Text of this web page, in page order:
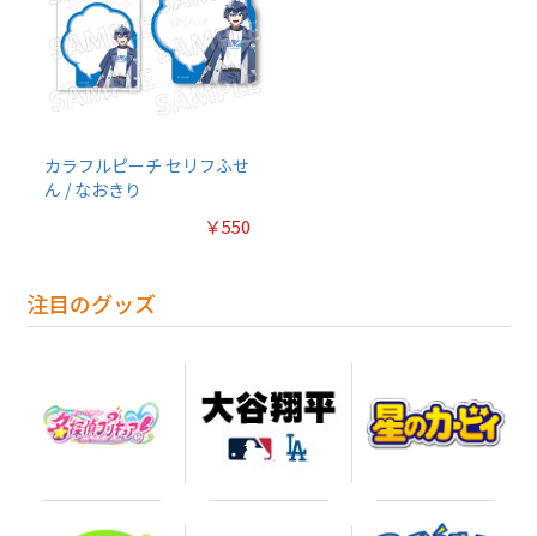
カラフルピーチ セリフふせ
ん / なおきり
￥550
注目のグッズ